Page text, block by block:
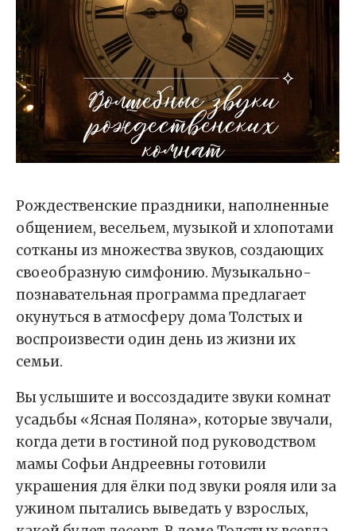
Рождественские праздники, наполненные
общением, весельем, музыкой и хлопотами
сотканы из множества звуков, создающих
своеобразную симфонию. Музыкально-
познавательная программа предлагает
окунуться в атмосферу дома Толстых и
воспроизвести один день из жизни их
семьи.
Вы услышите и воссоздадите звуки комнат
усадьбы «Ясная Поляна», которые звучали,
когда дети в гостиной под руководством
мамы Софьи Андреевны готовили
украшения для ёлки под звуки рояля или за
ужином пытались выведать у взрослых,